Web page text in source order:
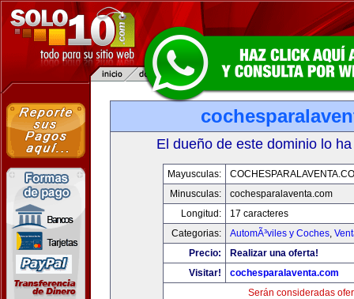
El dueño de este dominio lo
Mayusculas:
Minusculas:
cochesparalaventa.com
Longitud:
17 caracteres
Categorias:
AutomÃ³viles y Coches,
Precio:
Realizar una oferta!
Visitar!
cochesparalaventa.com
Serán consideradas